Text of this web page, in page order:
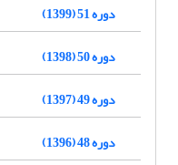
دوره 51 (1399)
دوره 50 (1398)
دوره 49 (1397)
دوره 48 (1396)